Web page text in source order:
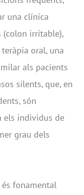
una clínica
irritable),
oral, una
als pacients
silents, que, en
són
els individus de
grau dels
fonamental